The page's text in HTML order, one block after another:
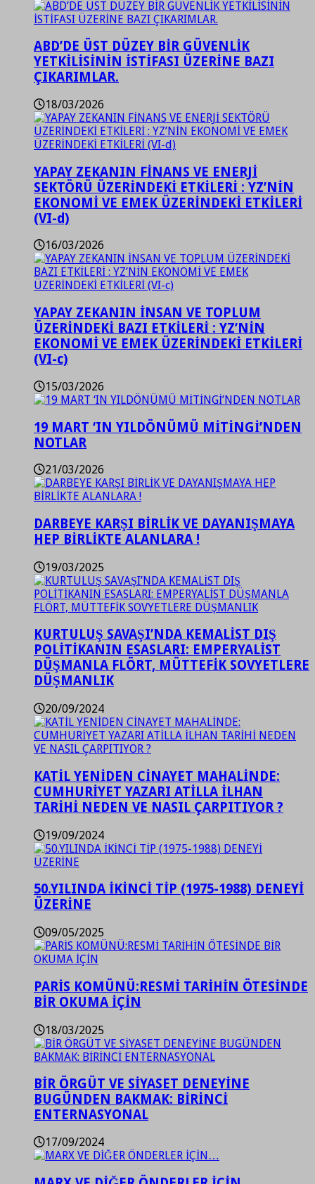
ABD’DE ÜST DÜZEY BİR GÜVENLİK
YETKİLİSİNİN İSTİFASI ÜZERİNE BAZI
ÇIKARIMLAR.
18/03/2026
YAPAY ZEKANIN FİNANS VE ENERJİ
SEKTÖRÜ ÜZERİNDEKİ ETKİLERİ : YZ’NİN
EKONOMİ VE EMEK ÜZERİNDEKİ ETKİLERİ
(VI-d)
16/03/2026
YAPAY ZEKANIN İNSAN VE TOPLUM
ÜZERİNDEKİ BAZI ETKİLERİ : YZ’NİN
EKONOMİ VE EMEK ÜZERİNDEKİ ETKİLERİ
(VI-c)
15/03/2026
19 MART ‘IN YILDÖNÜMÜ MİTİNGİ’NDEN
NOTLAR
21/03/2026
DARBEYE KARŞI BİRLİK VE DAYANIŞMAYA
HEP BİRLİKTE ALANLARA !
19/03/2025
KURTULUŞ SAVAŞI’NDA KEMALİST DIŞ
POLİTİKANIN ESASLARI: EMPERYALİST
DÜŞMANLA FLÖRT, MÜTTEFİK SOVYETLERE
DÜŞMANLIK
20/09/2024
KATİL YENİDEN CİNAYET MAHALİNDE:
CUMHURİYET YAZARI ATİLLA İLHAN
TARİHİ NEDEN VE NASIL ÇARPITIYOR ?
19/09/2024
50.YILINDA İKİNCİ TİP (1975-1988) DENEYİ
ÜZERİNE
09/05/2025
PARİS KOMÜNÜ:RESMİ TARİHİN ÖTESİNDE
BİR OKUMA İÇİN
18/03/2025
BİR ÖRGÜT VE SİYASET DENEYİNE
BUGÜNDEN BAKMAK: BİRİNCİ
ENTERNASYONAL
17/09/2024